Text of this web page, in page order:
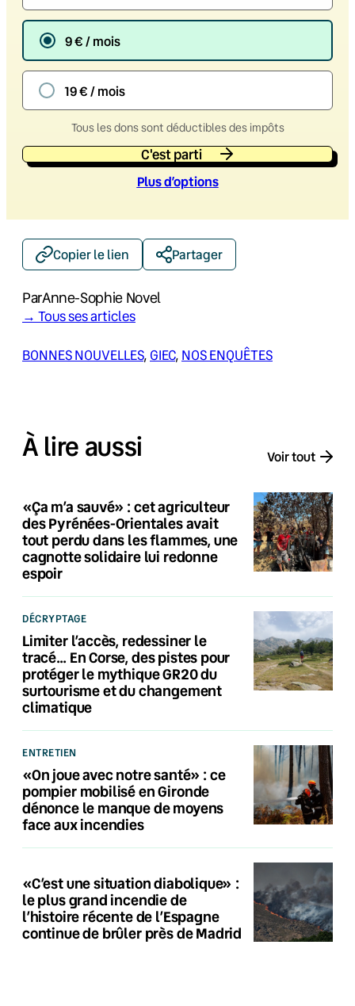
9 € / mois
19 € / mois
Tous les dons sont déductibles des impôts
C'est parti
Plus d’options
Copier le lien Partager
ParAnne-Sophie Novel
→ Tous ses articles
BONNES NOUVELLES, GIEC, NOS ENQUÊTES
À lire aussi Voir tout
«Ça m’a sauvé» : cet agriculteur
des Pyrénées-Orientales avait
tout perdu dans les flammes, une
cagnotte solidaire lui redonne
espoir
DÉCRYPTAGE
Limiter l’accès, redessiner le
tracé… En Corse, des pistes pour
protéger le mythique GR20 du
surtourisme et du changement
climatique
ENTRETIEN
«On joue avec notre santé» : ce
pompier mobilisé en Gironde
dénonce le manque de moyens
face aux incendies
«C’est une situation diabolique» :
le plus grand incendie de
l’histoire récente de l’Espagne
continue de brûler près de Madrid